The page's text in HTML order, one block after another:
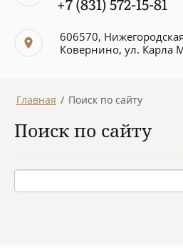
606570,
Ковернино, ул. Карла
Главная / Поиск по сайту
Поиск по сайту